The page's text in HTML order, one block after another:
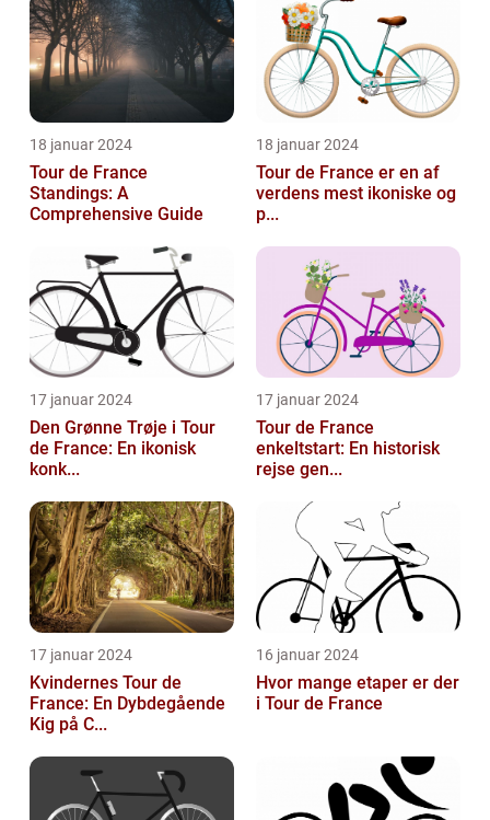
18 januar 2024
Tour de France
Standings: A
Comprehensive Guide
18 januar 2024
Tour de France er en af
verdens mest ikoniske og
p...
17 januar 2024
Den Grønne Trøje i Tour
de France: En ikonisk
konk...
17 januar 2024
Tour de France
enkeltstart: En historisk
rejse gen...
17 januar 2024
Kvindernes Tour de
France: En Dybdegående
Kig på C...
16 januar 2024
Hvor mange etaper er der
i Tour de France